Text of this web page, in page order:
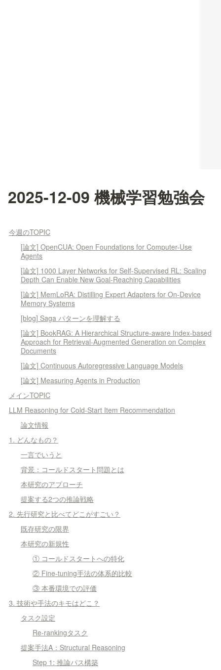
2025-12-09 機械学習勉強会
今週のTOPIC
[論文] OpenCUA: Open Foundations for Computer-Use
Agents
[論文] 1000 Layer Networks for Self-Supervised RL: Scaling
Depth Can Enable New Goal-Reaching Capabilities
[論文] MemLoRA: Distilling Expert Adapters for On-Device
Memory Systems
[blog] Saga パターンを理解する
[論文] BookRAG: A Hierarchical Structure-aware Index-based
Approach for Retrieval-Augmented Generation on Complex
Documents
[論文] Continuous Autoregressive Language Models
[論文] Measuring Agents in Production
メインTOPIC
LLM Reasoning for Cold-Start Item Recommendation
論文情報
1. どんなもの？
一言でいうと
背景：コールドスタート問題とは
本研究のアプローチ
提案する2つの推論戦略
2. 先行研究と比べてどこがすごい？
既存研究の限界
本研究の新規性
① コールドスタートへの特化
② Fine-tuning手法の体系的比較
③ 本番環境での評価
3. 技術や手法のキモはどこ？
タスク設定
Re-rankingタスク
提案手法A：Structural Reasoning
Step 1: 推論パス構築